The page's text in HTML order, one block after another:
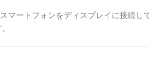
マートフォンをディスプレイに接続し